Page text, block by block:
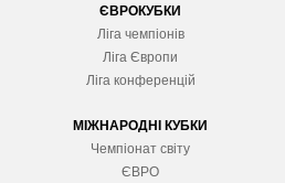
ЄВРОКУБКИ
Ліга чемпіонів
Ліга Європи
Ліга конференцій
МІЖНАРОДНІ КУБКИ
Чемпіонат світу
ЄВРО